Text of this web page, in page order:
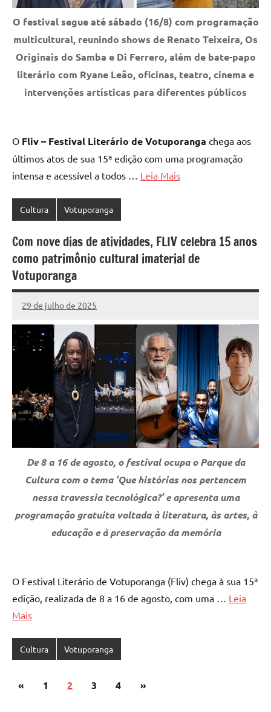
O festival segue até sábado (16/8) com programação
multicultural, reunindo shows de Renato Teixeira, Os
Originais do Samba e Di Ferrero, além de bate-papo
literário com Ryane Leão, oficinas, teatro, cinema e
intervenções artísticas para diferentes públicos
O Fliv – Festival Literário de Votuporanga chega aos
últimos atos de sua 15ª edição com uma programação
intensa e acessível a todos … Leia Mais
Cultura Votuporanga
Com nove dias de atividades, FLIV celebra 15 anos
como patrimônio cultural imaterial de
Votuporanga
29 de julho de 2025
Marcelo
Fachin
8.296
comentários
De 8 a 16 de agosto, o festival ocupa o Parque da
Cultura com o tema ‘Que histórias nos pertencem
nessa travessia tecnológica?’ e apresenta uma
programação gratuita voltada à literatura, às artes, à
educação e à preservação da memória
O Festival Literário de Votuporanga (Fliv) chega à sua 15ª
edição, realizada de 8 a 16 de agosto, com uma … Leia
Mais
Cultura Votuporanga
Paginação
«Post1 2 3 4
Post
»